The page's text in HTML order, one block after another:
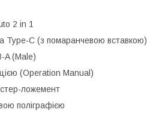
2 in 1
Type-C (з помаранчевою вставкою)
A (Male)
(Operation Manual)
ложемент
поліграфією